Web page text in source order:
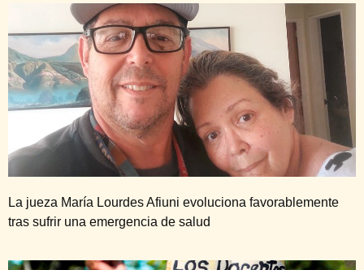
La jueza María Lourdes Afiuni evoluciona favorablemente
tras sufrir una emergencia de salud